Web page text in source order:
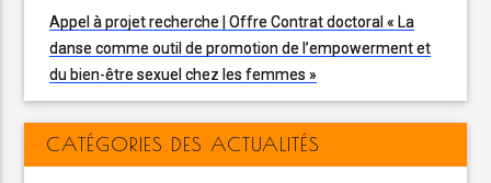
Appel à projet recherche | Offre Contrat doctoral « La
danse comme outil de promotion de l’empowerment et
du bien-être sexuel chez les femmes »
CATÉGORIES DES ACTUALITÉS